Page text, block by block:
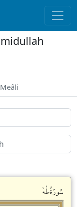
سُورَةُطٰهٰ